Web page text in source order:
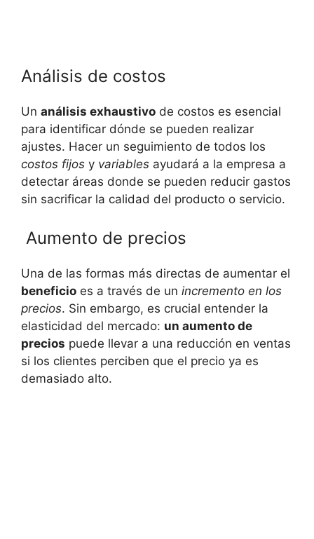
Análisis de costos
Un análisis exhaustivo de costos ⁢es esencial
⁢para identificar dónde se ⁢pueden realizar
ajustes. Hacer un ​seguimiento de ​todos los
costos fijos y variables ayudará ​a ​la empresa a
detectar áreas donde se pueden​ reducir⁢ gastos
sin sacrificar⁤ la⁢ calidad ​del producto o servicio.
‍ Aumento de precios
Una de las formas más directas de aumentar ⁣el
beneficio ⁣es a ⁣través de un incremento en los
precios. Sin embargo, es crucial entender la
elasticidad del‍ mercado: un aumento ‌de
precios puede‍ llevar⁢ a una reducción en ventas
si los clientes ⁣perciben que el ‍precio ya es
demasiado alto.